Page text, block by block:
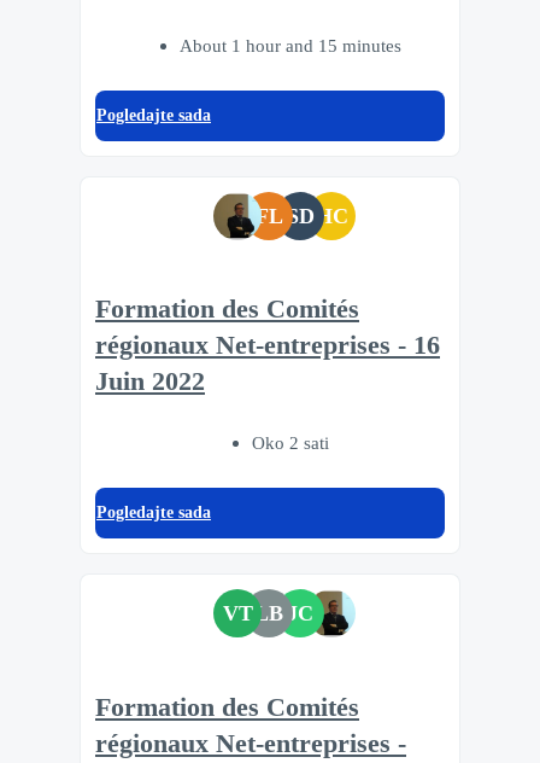
About 1 hour and 15 minutes
Pogledajte sada
FL SD HC
Formation des Comités
régionaux Net-entreprises - 16
Juin 2022
Oko 2 sati
Pogledajte sada
VT LB JC
Formation des Comités
régionaux Net-entreprises -